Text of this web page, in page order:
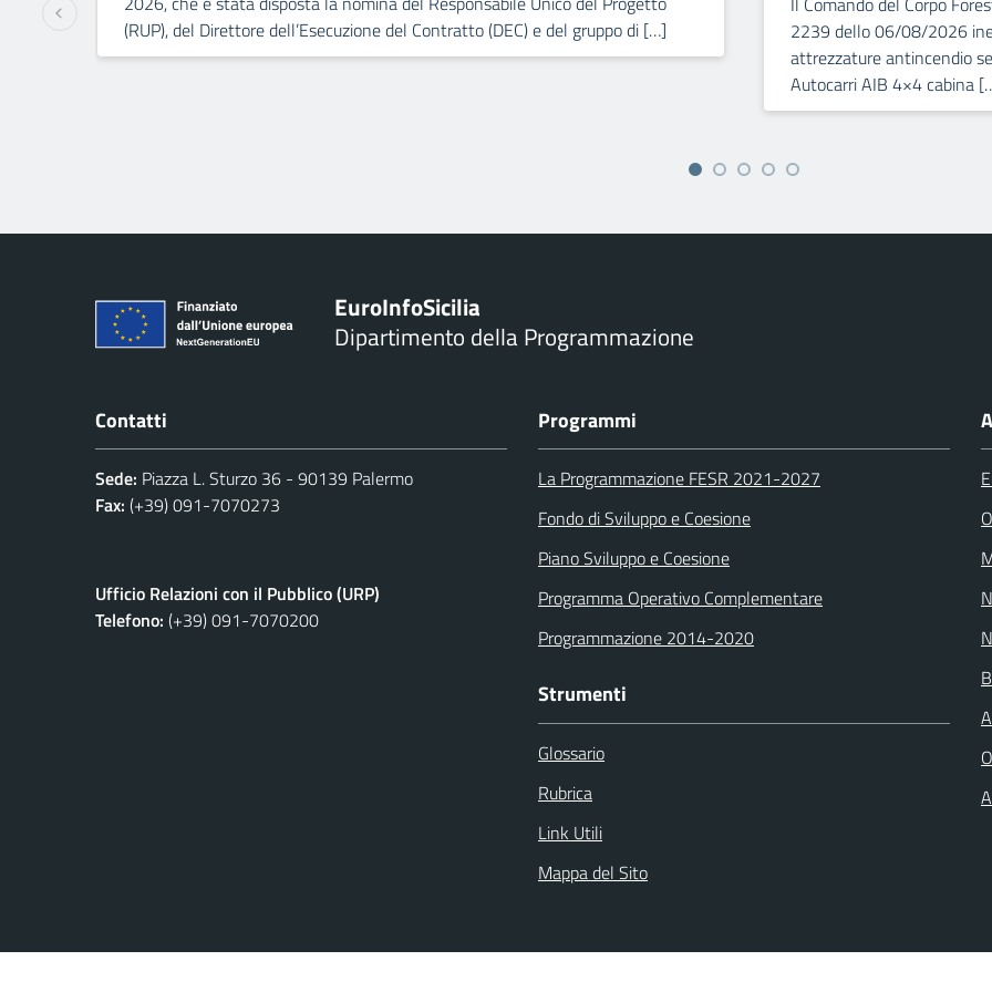
(RUP), del Direttore dell’Esecuzione del Contratto (DEC) e del gruppo di […]
2239 dello 06/08/2026
attrezzature antincendio
Autocarri AIB 4×4 cabina
EuroInfoSicilia
Dipartimento della Programmazione
Contatti
Sede: Piazza L. Sturzo 36 - 90139 Palermo
Fax: (+39) 091-7070273
Ufficio Relazioni con il Pubblico (URP)
Telefono: (+39) 091-7070200
Programmi
La Programmazione FESR 2021-2027
Fondo di Sviluppo e Coesione
Piano Sviluppo e Coesione
Programma Operativo Complementare
Programmazione 2014-2020
Strumenti
Glossario
Rubrica
Link Utili
Mappa del Sito